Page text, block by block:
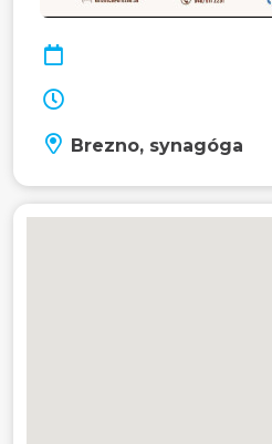
Brezno, synagóga